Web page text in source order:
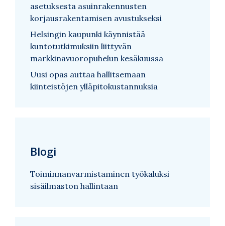
asetuksesta asuinrakennusten
korjausrakentamisen avustukseksi
Helsingin kaupunki käynnistää
kuntotutkimuksiin liittyvän
markkinavuoropuhelun kesäkuussa
Uusi opas auttaa hallitsemaan
kiinteistöjen ylläpitokustannuksia
Blogi
Toiminnanvarmistaminen työkaluksi
sisäilmaston hallintaan